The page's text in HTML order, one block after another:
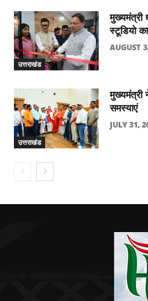
उत्तराखंड
मुख्यमंत्री
स्टूडियो
AUGUST
उत्तराखंड
मुख्यमंत्री
समस्याएं
JULY 31,